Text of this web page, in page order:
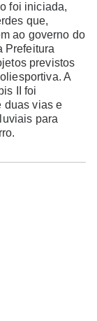
foi iniciada,
que,
ao governo do
Prefeitura
previstos
A
II foi
duas vias e
para